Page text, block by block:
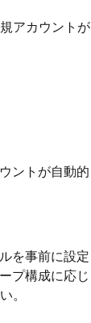
アカウントが
ントが自動的
を事前に設定
プ構成に応じ
。